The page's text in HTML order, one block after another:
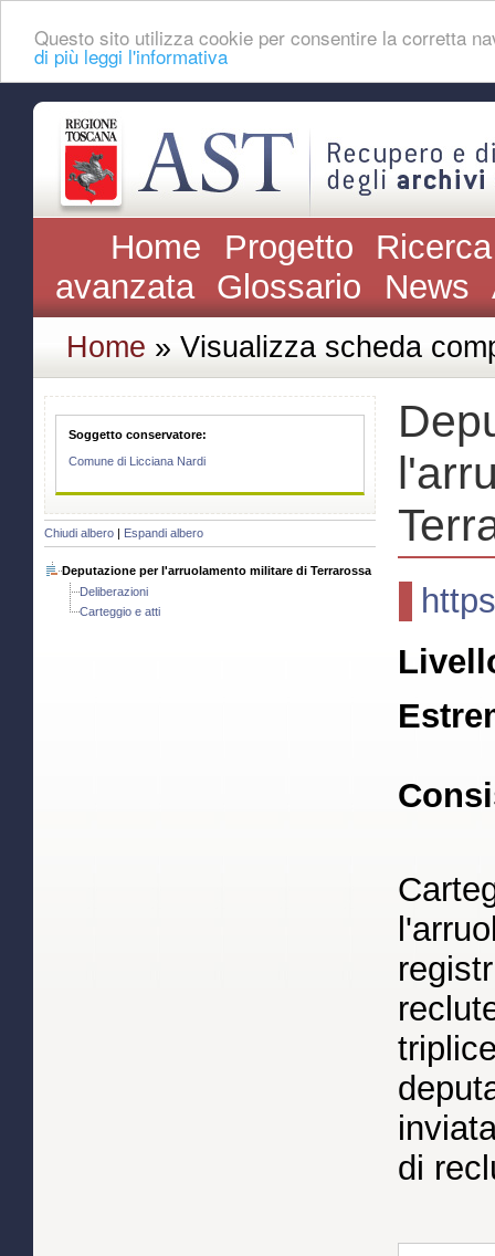
Questo sito utilizza cookie per consentire la corretta
di più leggi l'informativa
Home Progetto
avanzata Glossario News
Home » Visualizza scheda
Soggetto conservatore:
Comune di Licciana Nardi
Chiudi albero Espandi albero
Deputazione per l'arruolamento militare di Terrarossa
Deliberazioni
Carteggio e atti
di